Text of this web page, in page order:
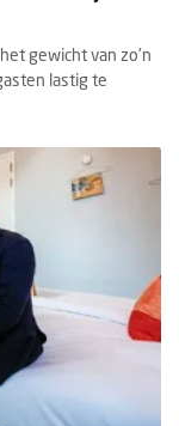
gewicht van zo'n
lastig te